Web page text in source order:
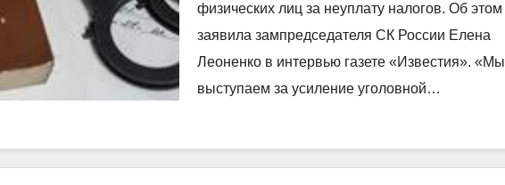
физических лиц за неуплату налогов. Об этом
заявила зампредседателя СК России Елена
Леоненко в интервью газете «Известия». «Мы
выступаем за усиление уголовной…